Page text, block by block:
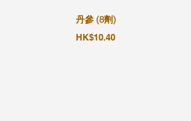
丹參 (8劑)
HK$10.40